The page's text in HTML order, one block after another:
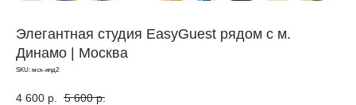
Элегантная студия EasyGuest рядом с м.
Динамо | Москва
SKU: мск-ипд2
4 600 р. 5 600 р.